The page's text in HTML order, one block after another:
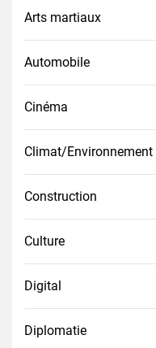
Arts martiaux
Automobile
Cinéma
Climat/Environnement
Construction
Culture
Digital
Diplomatie